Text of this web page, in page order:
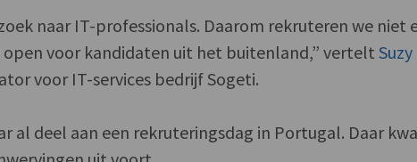
naar IT-professionals. Daarom rekruteren we niet
open voor kandidaten uit het buitenland,” verteltSuzy
voor IT-services bedrijf Sogeti.
al deel aan een rekruteringsdag in Portugal. Daar